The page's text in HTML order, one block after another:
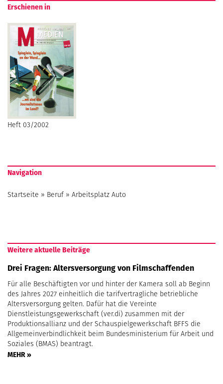
Erschienen in
Heft 03/2002
Navigation
Startseite » Beruf» Arbeitsplatz Auto
Weitere aktuelle Beiträge
Drei Fragen: Altersversorgung von Filmschaffenden
Für alle Beschäftigten vor und hinter der Kamera soll ab Beginn
des Jahres 2027 einheitlich die tarifvertragliche betriebliche
Altersversorgung gelten. Dafür hat die Vereinte
Dienstleistungsgewerkschaft (ver.di) zusammen mit der
Produktionsallianz und der Schauspielgewerkschaft BFFS die
Allgemeinverbindlichkeit beim Bundesministerium für Arbeit und
Soziales (BMAS) beantragt.
MEHR »